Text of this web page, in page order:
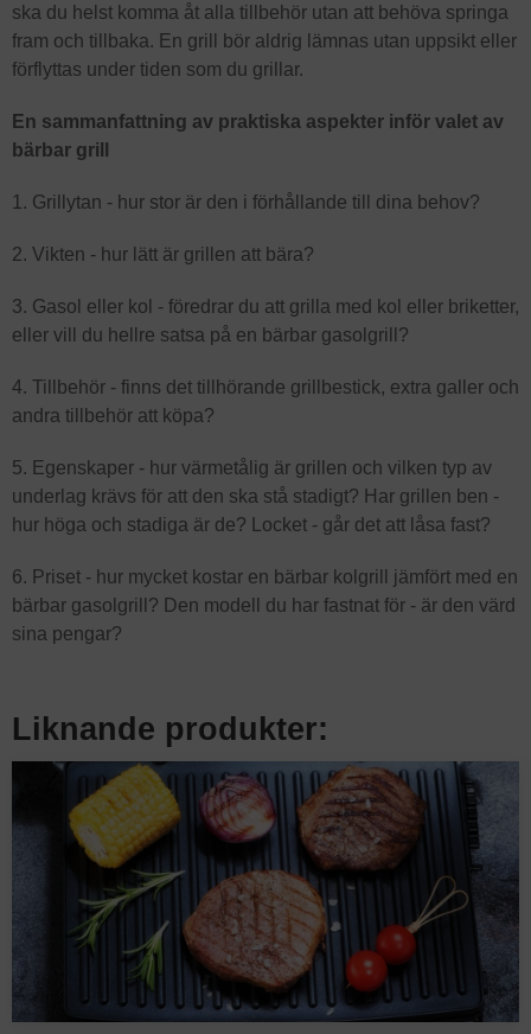
ska du helst komma åt alla tillbehör utan att behöva springa
fram och tillbaka. En grill bör aldrig lämnas utan uppsikt eller
förflyttas under tiden som du grillar.
En sammanfattning av praktiska aspekter inför valet av
bärbar grill
1. Grillytan - hur stor är den i förhållande till dina behov?
2. Vikten - hur lätt är grillen att bära?
3. Gasol eller kol - föredrar du att grilla med kol eller briketter,
eller vill du hellre satsa på en bärbar gasolgrill?
4. Tillbehör - finns det tillhörande grillbestick, extra galler och
andra tillbehör att köpa?
5. Egenskaper - hur värmetålig är grillen och vilken typ av
underlag krävs för att den ska stå stadigt? Har grillen ben -
hur höga och stadiga är de? Locket - går det att låsa fast?
6. Priset - hur mycket kostar en bärbar kolgrill jämfört med en
bärbar gasolgrill? Den modell du har fastnat för - är den värd
sina pengar?
Liknande produkter: